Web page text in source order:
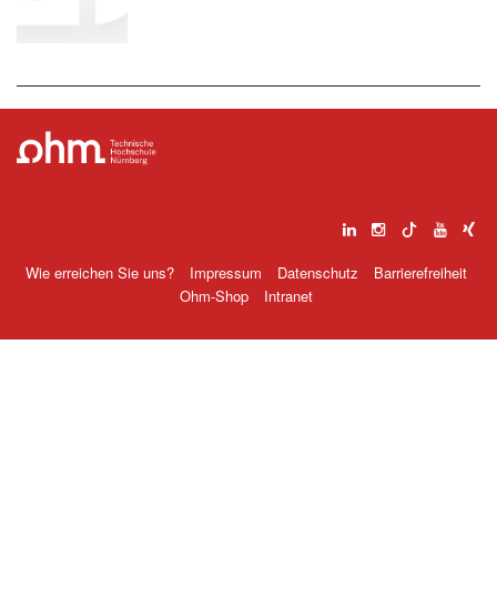
Wie erreichen Sie uns? Impressum Datenschutz
Barrierefreiheit
Ohm-Shop
Intranet